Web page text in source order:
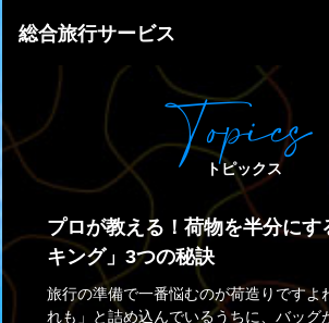
総合旅行サービス
Topics
トピックス
プロが教える！荷物を半分にす
キング」3つの秘訣
旅行の準備で一番悩むのが荷造りですよ
れも」と詰め込んでいるうちに、バッグ